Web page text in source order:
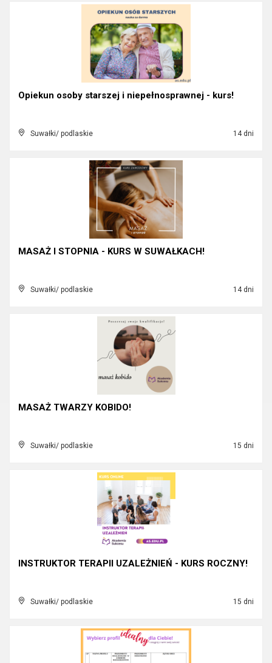
Opiekun osoby starszej i niepełnosprawnej - kurs!
Suwałki/ podlaskie 14 dni
MASAŻ I STOPNIA - KURS W SUWAŁKACH!
Suwałki/ podlaskie 14 dni
MASAŻ TWARZY KOBIDO!
Suwałki/ podlaskie 15 dni
INSTRUKTOR TERAPII UZALEŻNIEŃ - KURS ROCZNY!
Suwałki/ podlaskie 15 dni